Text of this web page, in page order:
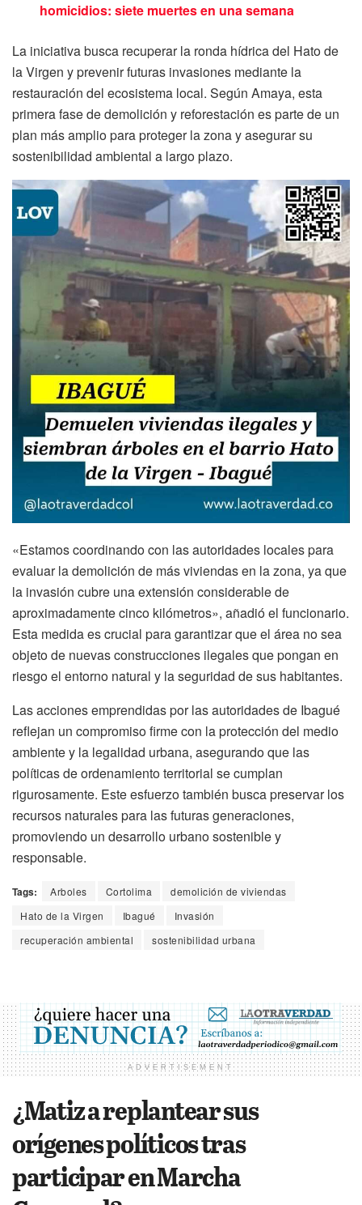
homicidios: siete muertes en una semana
La iniciativa busca recuperar la ronda hídrica del Hato de
la Virgen y prevenir futuras invasiones mediante la
restauración del ecosistema local. Según Amaya, esta
primera fase de demolición y reforestación es parte de un
plan más amplio para proteger la zona y asegurar su
sostenibilidad ambiental a largo plazo.
«Estamos coordinando con las autoridades locales para
evaluar la demolición de más viviendas en la zona, ya que
la invasión cubre una extensión considerable de
aproximadamente cinco kilómetros», añadió el funcionario.
Esta medida es crucial para garantizar que el área no sea
objeto de nuevas construcciones ilegales que pongan en
riesgo el entorno natural y la seguridad de sus habitantes.
Las acciones emprendidas por las autoridades de Ibagué
reflejan un compromiso firme con la protección del medio
ambiente y la legalidad urbana, asegurando que las
políticas de ordenamiento territorial se cumplan
rigurosamente. Este esfuerzo también busca preservar los
recursos naturales para las futuras generaciones,
promoviendo un desarrollo urbano sostenible y
responsable.
Tags: Arboles Cortolima
demolición de viviendas
Hato de la Virgen
Ibagué
Invasión
recuperación ambiental
sostenibilidad urbana
ADVERTISEMENT
¿Matiz a replantear sus
orígenes políticos tras
participar en Marcha